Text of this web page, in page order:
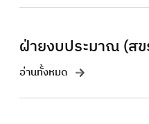
ฝ่ายงบประมาณ (ส
อ่านทั้งหมด